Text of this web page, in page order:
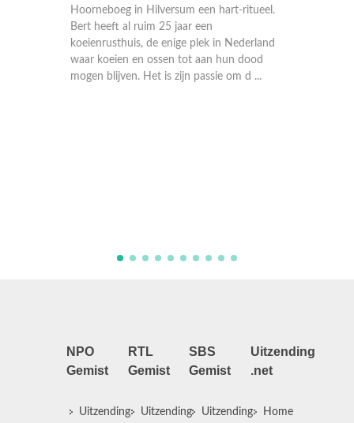
in Hilversum een hart-ritueel.
heeft al ruim 25 jaar een
de enige plek in Nederland
koeien en ossen tot aan hun dood
blijven. Het is zijn passie om d ...
NPO
Gemist
Uitzending
RTL
Gemist
Uitzending
SBS
Gemist
Uitzending
Uitzending
.net
Home